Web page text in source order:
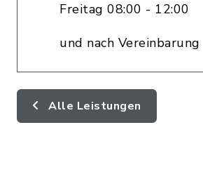
Freitag 08:00 - 12:00
und nach Vereinbarung
Alle Leistungen